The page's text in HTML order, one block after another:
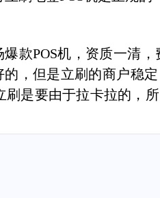
款POS机，资质一清
，但是立刷的商户稳
是要由于拉卡拉的，